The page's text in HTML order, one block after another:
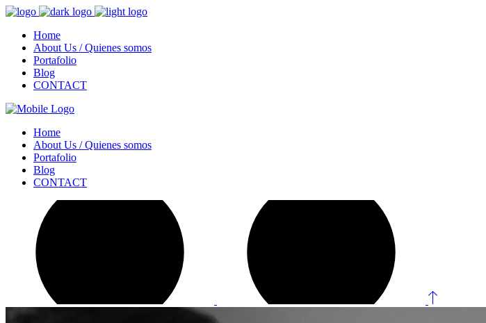
Home
About Us / Quienes somos
Portafolio
Blog
CONTACT
Home
About Us / Quienes somos
Portafolio
Blog
CONTACT